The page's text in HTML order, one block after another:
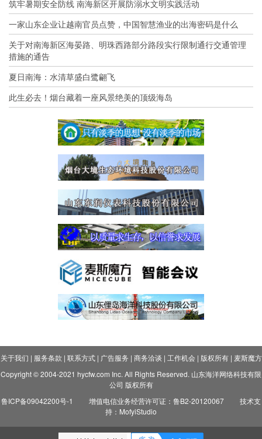
筑牢暑期安全防线 南海新区开展防溺水文明实践活动
一家山东企业让越南官员点赞，中国智慧渔业的出海密码是什么
关于对南海新区海晏路、明珠西路部分路段实行限制通行交通管理
措施的通告
夏日南海：水清草盛白鹭翩飞
此生必去！烟台藏着一座风景绝美的顶级海岛
关于我们 | 服务条款 | 联系方式| 广告服务 | 商务洽谈 | 工作机会| 版权所有| 麦斯魔方
Copyright © 2004-2021 hycfw.com Inc. All Rights Reserved. 山东海洋网络科技有限
公司 版权所有
鲁ICP备09042200号-1
增值电信业务经营许可证：鲁B2-20120067
技术支
持：MofyiStudio